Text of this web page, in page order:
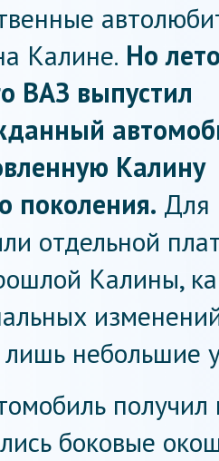
Калине. Но
ВАЗ выпустил
Калину
поколения. Для
отдельной
Калины,
лишь небольшие
боковые